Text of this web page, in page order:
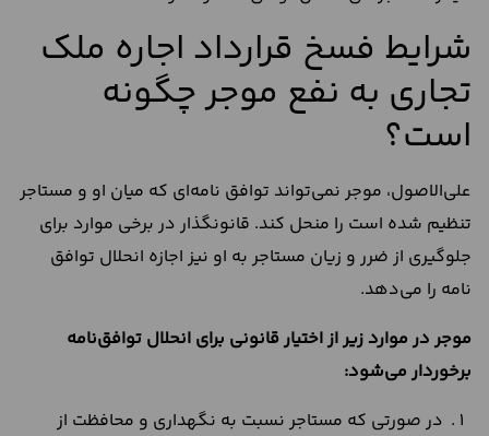
شرایط فسخ قرارداد اجاره ملک
تجاری به نفع موجر چگونه
است؟
علی‌الاصول، موجر نمی‌تواند توافق نامه‌ای که میان او و مستاجر
تنظیم شده است را منحل کند. قانونگذار در برخی موارد برای
جلوگیری از ضرر و زیان مستاجر به او نیز اجازه انحلال توافق
نامه را می‌دهد.
موجر در موارد زیر از اختیار قانونی برای انحلال توافق‌نامه
برخوردار می‌شود:
در صورتی که مستاجر نسبت به نگهداری و محافظت از